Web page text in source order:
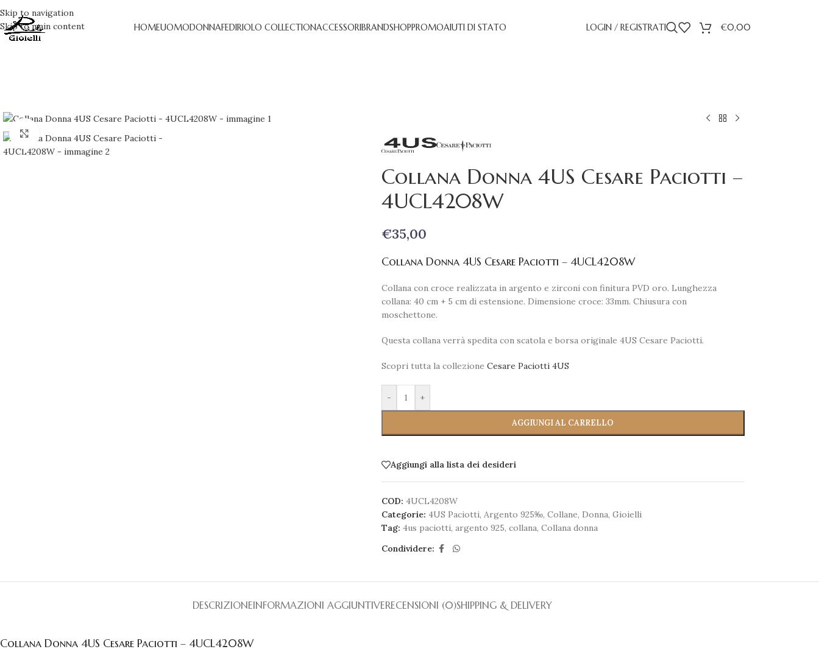
Skip to navigation
Skip to main content
HOMEUOMODONNAFEDIRIOLO COLLECTIONACCESSORIBRANDSHOPPROMOAIUTI DI STATO LOGIN / REGISTRATI €0,00
Clicca per ingrandire
Collana Donna 4US Cesare Paciotti –
4UCL4208W
€35,00
Collana Donna 4US Cesare Paciotti – 4UCL4208W
Collana con croce realizzata in argento e zirconi con finitura PVD oro. Lunghezza
collana: 40 cm + 5 cm di estensione. Dimensione croce: 33mm. Chiusura con
moschettone.
Questa collana verrà spedita con scatola e borsa originale 4US Cesare Paciotti.
Scopri tutta la collezione Cesare Paciotti 4US
- +
AGGIUNGI AL CARRELLO
Aggiungi alla lista dei desideri
COD: 4UCL4208W
Categorie: 4US Paciotti, Argento 925‰, Collane, Donna, Gioielli
Tag: 4us paciotti, argento 925, collana, Collana donna
Condividere:
DESCRIZIONEINFORMAZIONI AGGIUNTIVERECENSIONI (0)SHIPPING & DELIVERY
Collana Donna 4US Cesare Paciotti – 4UCL4208W